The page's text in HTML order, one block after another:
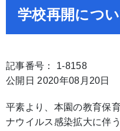
学校再開につ
記事番号： 1-8158
公開日 2020年08月20日
平素より、本園の教育保
ナウイルス感染拡大に伴